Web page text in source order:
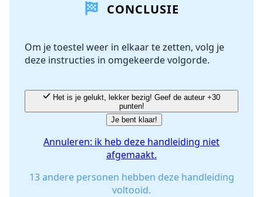
CONCLUSIE
Om je toestel weer in elkaar te zetten, volg je
deze instructies in omgekeerde volgorde.
punten!
Je bent klaar!
Annuleren: ik heb deze handleiding niet
afgemaakt.
13 andere personen hebben deze handleiding
voltooid.